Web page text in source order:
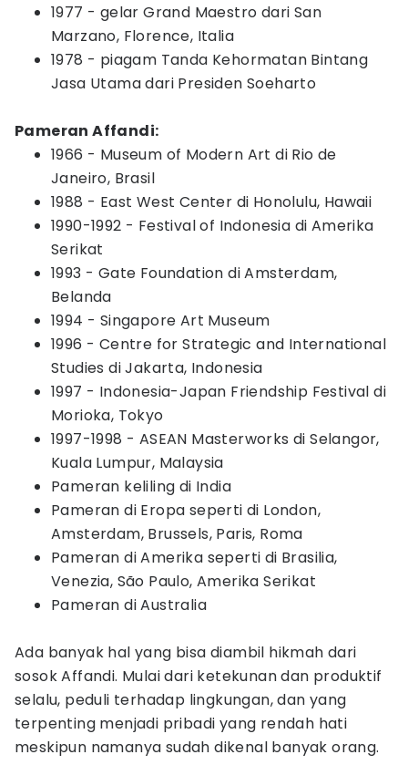
1977 - gelar Grand Maestro dari San
Marzano, Florence, Italia
1978 - piagam Tanda Kehormatan Bintang
Jasa Utama dari Presiden Soeharto
Pameran Affandi:
1966 - Museum of Modern Art di Rio de
Janeiro, Brasil
1988 - East West Center di Honolulu, Hawaii
1990-1992 - Festival of Indonesia di Amerika
Serikat
1993 - Gate Foundation di Amsterdam,
Belanda
1994 - Singapore Art Museum
1996 - Centre for Strategic and International
Studies di Jakarta, Indonesia
1997 - Indonesia-Japan Friendship Festival di
Morioka, Tokyo
1997-1998 - ASEAN Masterworks di Selangor,
Kuala Lumpur, Malaysia
Pameran keliling di India
Pameran di Eropa seperti di London,
Amsterdam, Brussels, Paris, Roma
Pameran di Amerika seperti di Brasilia,
Venezia, São Paulo, Amerika Serikat
Pameran di Australia
Ada banyak hal yang bisa diambil hikmah dari
sosok Affandi. Mulai dari ketekunan dan produktif
selalu, peduli terhadap lingkungan, dan yang
terpenting menjadi pribadi yang rendah hati
meskipun namanya sudah dikenal banyak orang.